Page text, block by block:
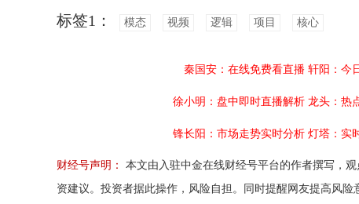
标签1： 模态 视频 逻辑 项目 核心
秦国安：在线免费看直播 轩阳：今
徐小明：盘中即时直播解析 龙头：热
锋长阳：市场走势实时分析 灯塔：实
财经号声明：
本文由入驻中金在线财经号平台的作者撰写，
资建议。投资者据此操作，风险自担。同时提醒网友提高风